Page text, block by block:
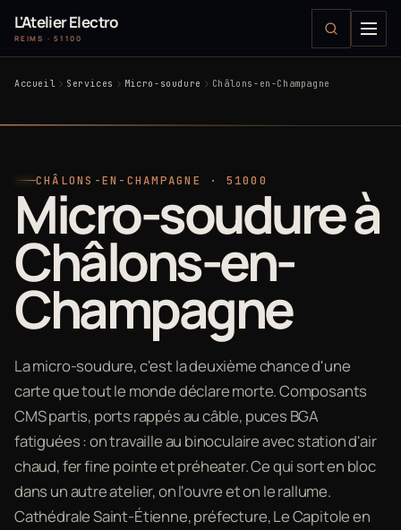
L'Atelier Electro
REIMS · 51100
Accueil Services Micro-soudure Châlons-en-Champagne
CHÂLONS-EN-CHAMPAGNE · 51000
Micro-soudure à
Châlons-en-
Champagne
La micro-soudure, c'est la deuxième chance d'une
carte que tout le monde déclare morte. Composants
CMS partis, ports rappés au câble, puces BGA
fatiguées : on travaille au binoculaire avec station d'air
chaud, fer fine pointe et préheater. Ce qui sort en bloc
dans un autre atelier, on l'ouvre et on le rallume.
Cathédrale Saint-Étienne, préfecture, Le Capitole en